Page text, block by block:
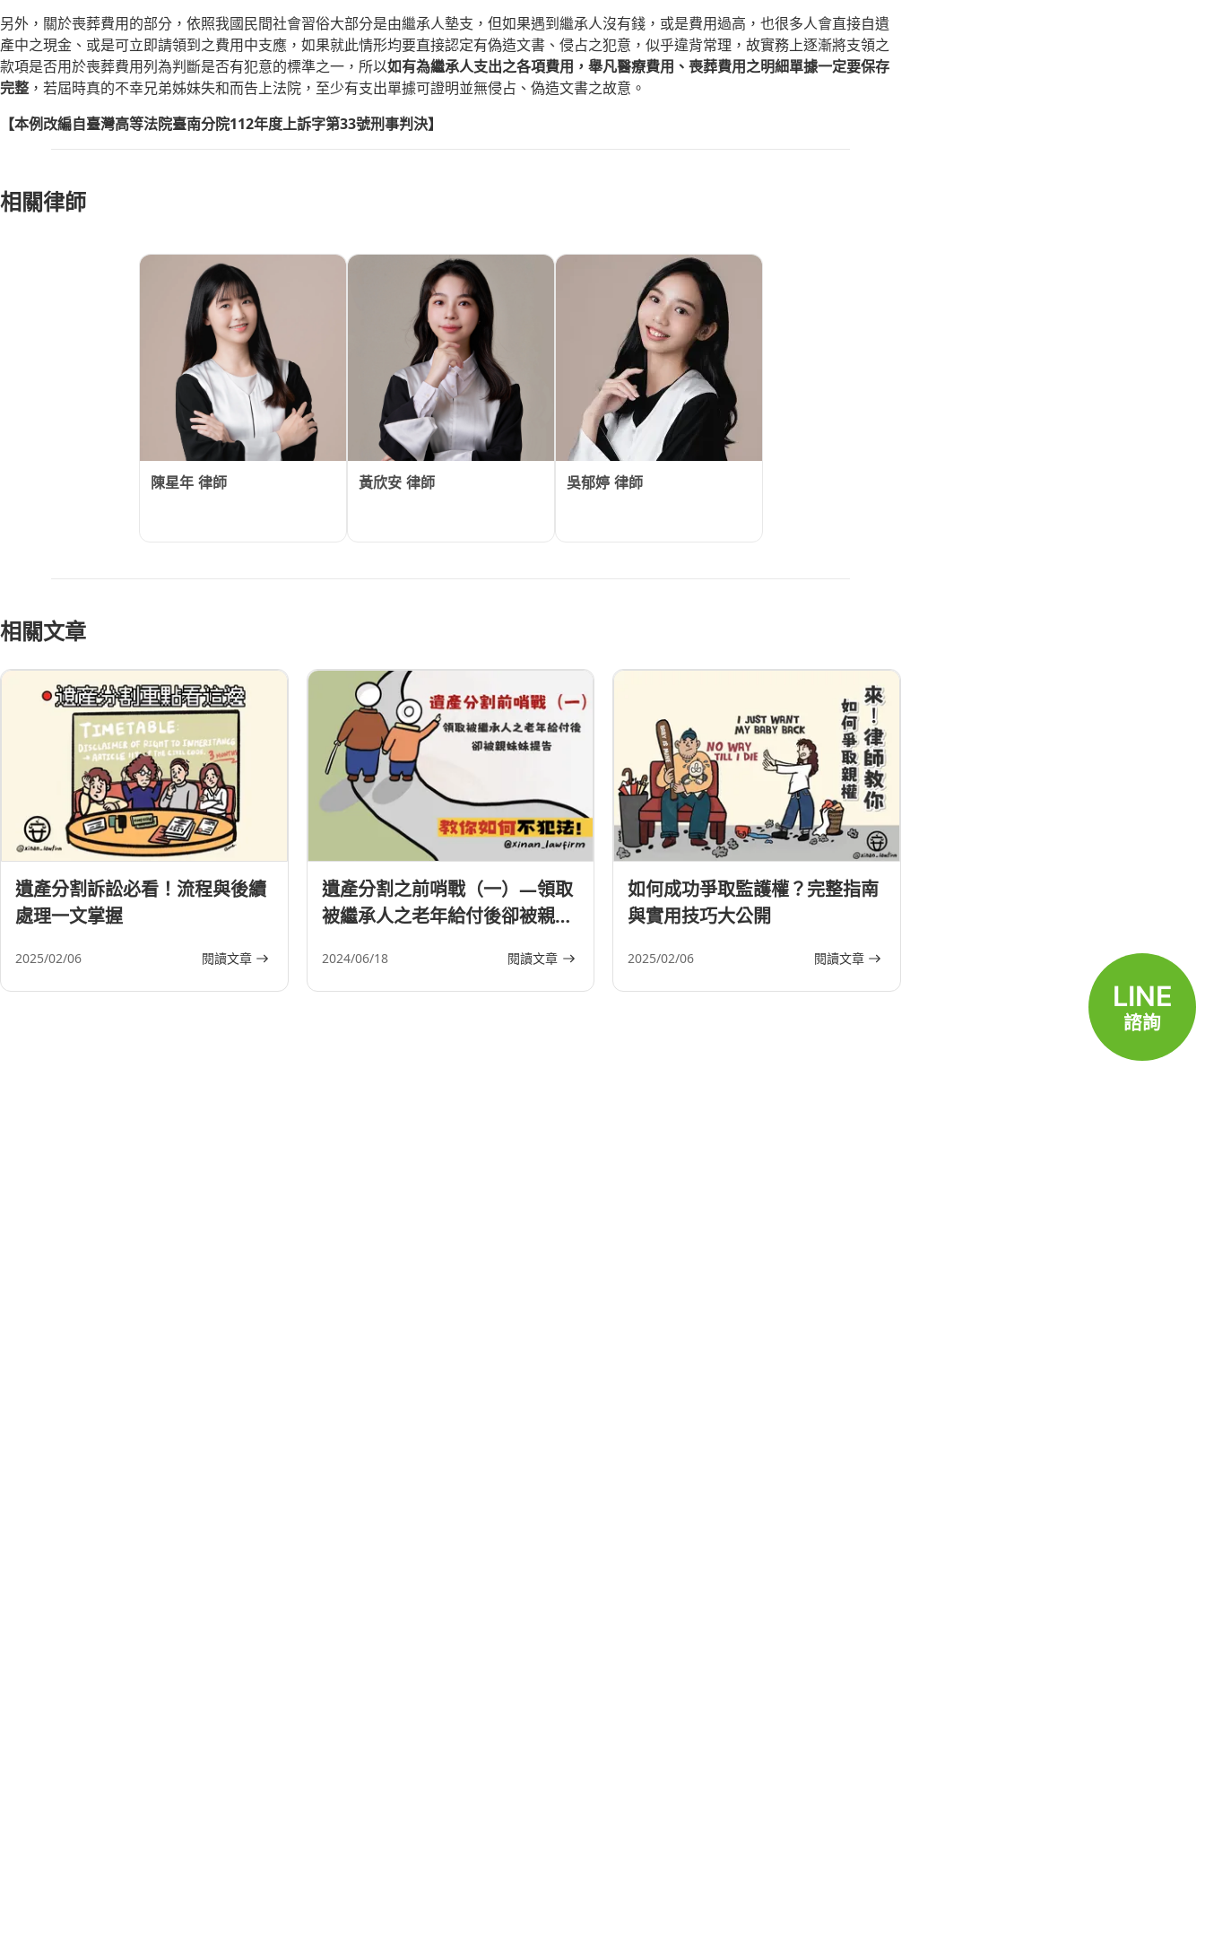
LINE
諮詢
另外，關於喪葬費用的部分，依照我國民間社會習俗大部分是由繼承人墊支，但如果遇到繼承人沒有錢，或是費用過高，也很多人會直接自遺
產中之現金、或是可立即請領到之費用中支應，如果就此情形均要直接認定有偽造文書、侵占之犯意，似乎違背常理，故實務上逐漸將支領之
款項是否用於喪葬費用列為判斷是否有犯意的標準之一，所以如有為繼承人支出之各項費用，舉凡醫療費用、喪葬費用之明細單據一定要保存
完整 ，若屆時真的不幸兄弟姊妹失和而告上法院，至少有支出單據可證明並無侵占、偽造文書之故意。
【本例改編自臺灣高等法院臺南分院112年度上訴字第33號刑事判決】
相關律師
陳星年 律師 黃欣安 律師 吳郁婷 律師
相關文章
遺產分割訴訟必看！流程與後續
處理一文掌握
2025/02/06 閱讀文章
遺產分割之前哨戰（一）—領取
被繼承人之老年給付後卻被親妹
2024/06/18 閱讀文章
如何成功爭取監護權？完整指南
與實用技巧大公開
2025/02/06 閱讀文章